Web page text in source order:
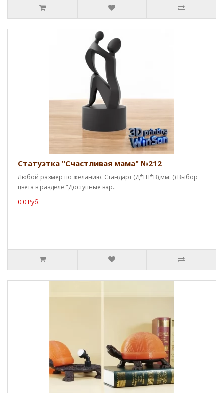
Статуэтка "Счастливая мама" №212
Любой размер по желанию. Стандарт (Д*Ш*В),мм: () Выбор
цвета в разделе "Доступные вар..
0.0 Руб.